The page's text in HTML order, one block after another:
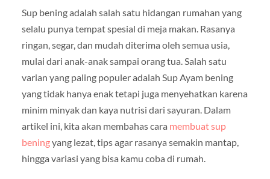
Sup bening adalah salah satu hidangan rumahan yang
selalu punya tempat spesial di meja makan. Rasanya
ringan, segar, dan mudah diterima oleh semua usia,
mulai dari anak-anak sampai orang tua. Salah satu
varian yang paling populer adalah Sup Ayambening
yang tidak hanya enak tetapi juga menyehatkan karena
minim minyak dan kaya nutrisi dari sayuran. Dalam
artikel ini, kita akan membahas cara membuat sup
beningyang lezat, tips agar rasanya semakin mantap,
hingga variasi yang bisa kamu coba di rumah.